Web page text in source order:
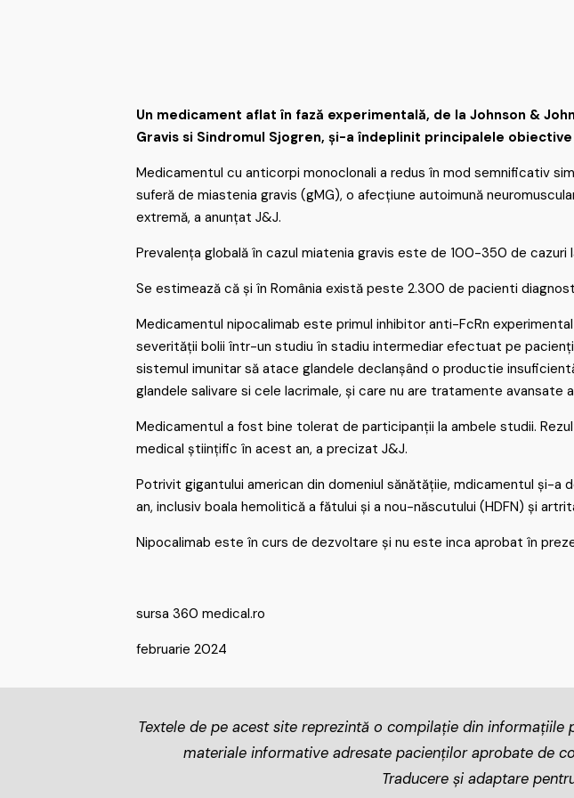
Un medicament aflat în fază experimentală, de la Johnson &
Gravis si Sindromul Sjogren, și-a îndeplinit principalele
Medicamentul cu anticorpi monoclonali a redus în mod semnificativ
suferă de miastenia gravis (gMG), o afecțiune autoimună
extremă, a anunțat J&J.
Prevalența globală în cazul miatenia gravis este de 100-350 de cazuri
Se estimează că și în România există peste 2.300 de pacienti
Medicamentul nipocalimab este primul inhibitor anti-FcRn
severității bolii într-un studiu în stadiu intermediar efectuat pe
sistemul imunitar să atace glandele declanșând o productie
glandele salivare si cele lacrimale, și care nu are tratamente avansate
Medicamentul a fost bine tolerat de participanții la ambele studii.
medical științific în acest an, a precizat J&J.
Potrivit gigantului american din domeniul sănătățiie, mdicamentul și-
an, inclusiv boala hemolitică a fătului și a nou-născutului (HDFN) și
Nipocalimab este în curs de dezvoltare și nu este inca aprobat în
sursa 360 medical.ro
februarie 2024
Textele de pe acest site reprezintă o compilație din
materiale informative adresate pacienților aprobate de
Traducere și adaptare